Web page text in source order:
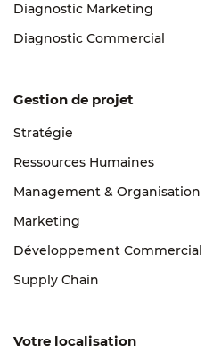
Diagnostic Marketing
Diagnostic Commercial
Gestion de projet
Stratégie
Ressources Humaines
Management & Organisation
Marketing
Développement Commercial
Supply Chain
Votre localisation